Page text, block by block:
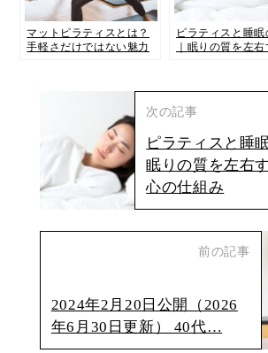
マットピラティスとは？
手軽さだけではない魅力
ピラティスと睡眠
｜眠りの質を左
次の記事
ピラティスと睡
眠りの質を左右
心の仕組み
前の記事
2024年2月20日公開（2026
年6月30日更新） 40代…